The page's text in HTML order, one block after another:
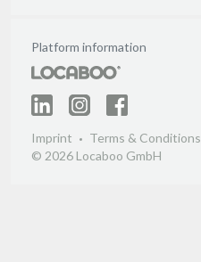
Platform information
Imprint Terms & Conditions
© 2026 Locaboo GmbH